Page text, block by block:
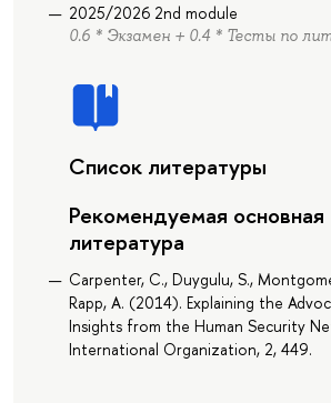
2025/2026 2nd module
0.6 * Экзамен + 0.4 * Тесты по
Список литературы
Рекомендуемая основная
литература
Carpenter, C., Duygulu, S.,
Rapp, A. (2014). Explaining the
Insights from the Human Security
International Organization, 2, 449.